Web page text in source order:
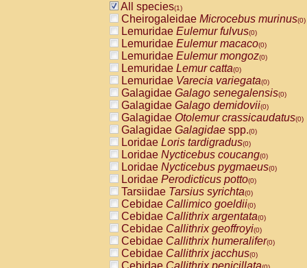
All species(1)
Cheirogaleidae Microcebus murinus(0)
Lemuridae Eulemur fulvus(0)
Lemuridae Eulemur macaco(0)
Lemuridae Eulemur mongoz(0)
Lemuridae Lemur catta(0)
Lemuridae Varecia variegata(0)
Galagidae Galago senegalensis(0)
Galagidae Galago demidovii(0)
Galagidae Otolemur crassicaudatus(0)
Galagidae Galagidae spp.(0)
Loridae Loris tardigradus(0)
Loridae Nycticebus coucang(0)
Loridae Nycticebus pygmaeus(0)
Loridae Perodicticus potto(0)
Tarsiidae Tarsius syrichta(0)
Cebidae Callimico goeldii(0)
Cebidae Callithrix argentata(0)
Cebidae Callithrix geoffroyi(0)
Cebidae Callithrix humeralifer(0)
Cebidae Callithrix jacchus(0)
Cebidae Callithrix penicillata